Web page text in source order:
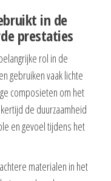
in de
prestaties
rol in de
gebruiken vaak lichte
composieten om het
de duurzaamheid
en gevoel tijdens het
materialen in het